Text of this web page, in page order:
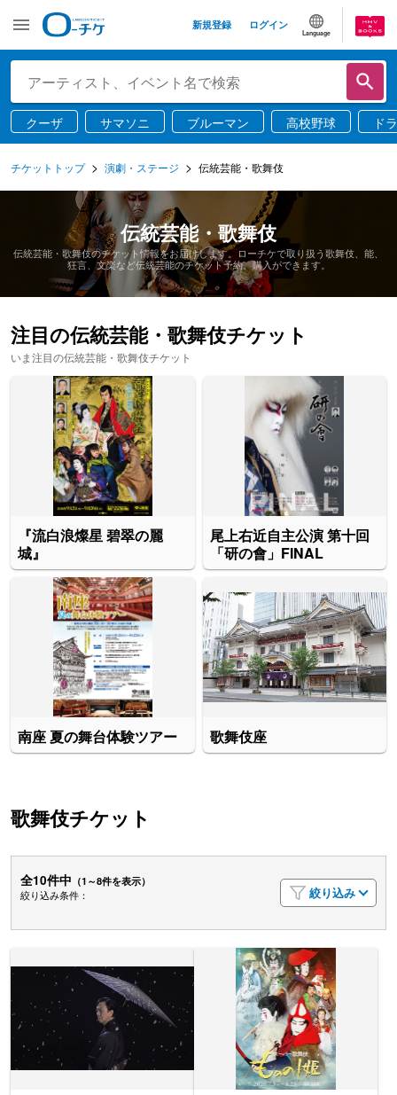
新規登録 ログイン
Language
クーザ サマソニ ブルーマン 高校野球 ド
チケットトップ 演劇・ステージ 伝統芸能・歌舞伎
伝統芸能・歌舞伎
伝統芸能・歌舞伎のチケット情報をお届けします。ローチケで取り扱う歌舞伎、能、
狂言、文楽など伝統芸能のチケット予約、購入ができます。
注目の伝統芸能・歌舞伎チケット
いま注目の伝統芸能・歌舞伎チケット
『流白浪燦星 碧翠の麗
城』
尾上右近自主公演 第十回
「研の會」FINAL
南座 夏の舞台体験ツアー 歌舞伎座
歌舞伎チケット
全10件中 （1～8件を表示）
絞り込み条件：
絞り込み